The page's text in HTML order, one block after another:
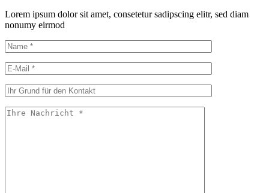
Lorem ipsum dolor sit amet, consetetur sadipscing elitr, sed diam
nonumy eirmod